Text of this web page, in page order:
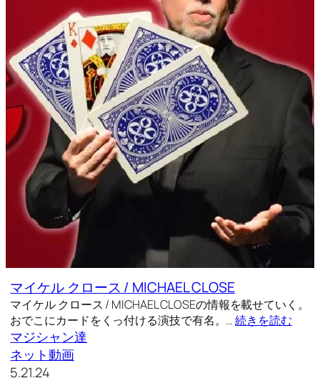
マイケル クロース / MICHAEL CLOSE
マイケル クロース / MICHAEL CLOSEの情報を載せていく。
おでこにカードをくっ付ける演技で有名。…続きを読む
マジシャン達
ネット動画
5.21.24